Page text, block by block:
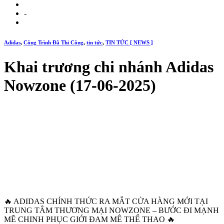
-
Adidas, Công Trình Đã Thi Công, tin tức, TIN TỨC [ NEWS ]
Khai trương chi nhánh Adidas
Nowzone (17-06-2025)
🔥 ADIDAS CHÍNH THỨC RA MẮT CỬA HÀNG MỚI TẠI
TRUNG TÂM THƯƠNG MẠI NOWZONE – BƯỚC ĐI MẠNH
MẼ CHINH PHỤC GIỚI ĐAM MÊ THỂ THAO 🔥